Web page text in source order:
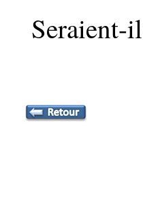
Seraient-